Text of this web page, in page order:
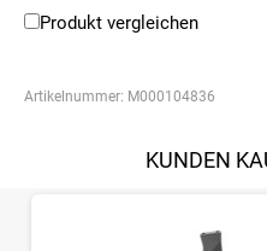
Produkt vergleichen
Artikelnummer: M000104836
KUNDEN